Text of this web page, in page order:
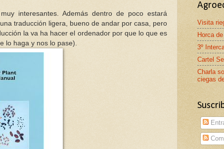
interesantes. Además dentro de poco estará
traducción ligera, bueno de andar por casa, pero
la va ha hacer el ordenador por que lo que es
lo haga y nos lo pase).
Visita
Horca
3º
Cartel
Charla
ciegas